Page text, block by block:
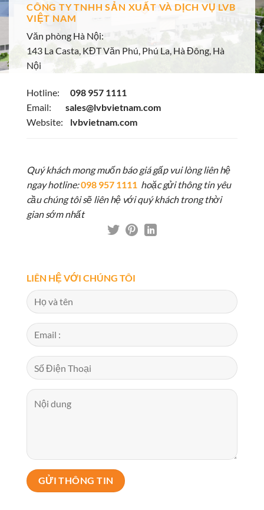
CÔNG TY TNHH SẢN XUẤT VÀ DỊCH VỤ LVB
VIỆT NAM
Văn phòng Hà Nội:
143 La Casta, KĐT Văn Phú, Phú La, Hà Đông, Hà
Nội
Hotline:
098 957 1111
Email:
sales@lvbvietnam.com
Website:
lvbvietnam.com
Quý khách mong muốn báo giá gấp vui lòng liên hệ
ngay hotline:098 957 1111 hoặc gửi thông tin yêu
cầu chúng tôi sẽ liên hệ với quý khách trong thời
gian sớm nhất
LIÊN HỆ VỚI CHÚNG TÔI